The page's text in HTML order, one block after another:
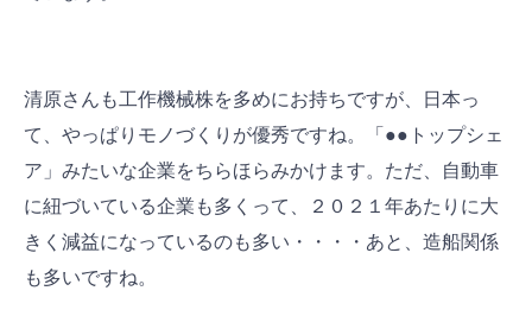
清原さんも工作機械株を多めにお持ちですが、日本っ
て、やっぱりモノづくりが優秀ですね。「●●トップシェ
ア」みたいな企業をちらほらみかけます。ただ、自動車
に紐づいている企業も多くって、２０２１年あたりに大
きく減益になっているのも多い・・・・あと、造船関係
も多いですね。